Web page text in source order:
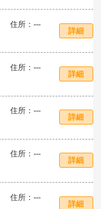
住所：‐‐‐
詳細
住所：‐‐‐
詳細
住所：‐‐‐
詳細
住所：‐‐‐
詳細
住所：‐‐‐
詳細